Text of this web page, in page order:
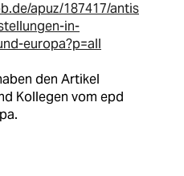
apuz/187417/antis
in-
europa?p=all
den Artikel
Kollegen vom epd